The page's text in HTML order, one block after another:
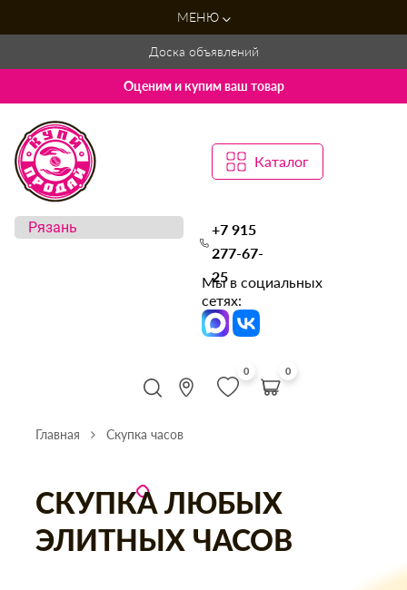
МЕНЮ
Доска объявлений
Оценим и купим ваш товар
Каталог
+7 915
277-67-
25
Мы в социальных
сетях:
0 0
Главная Скупка часов
СКУПКА ЛЮБЫХ
ЭЛИТНЫХ ЧАСОВ